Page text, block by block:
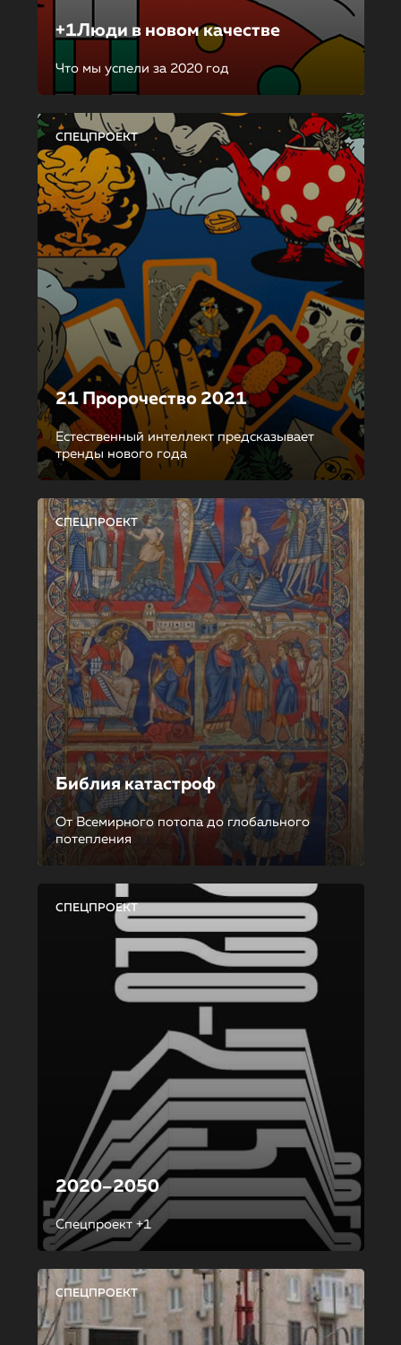
+1Люди в новом качестве
Что мы успели за 2020 год
СПЕЦПРОЕКТ
21 Пророчество 2021
Естественный интеллект предсказывает
тренды нового года
СПЕЦПРОЕКТ
Библия катастроф
От Всемирного потопа до глобального
потепления
СПЕЦПРОЕКТ
2020–2050
Спецпроект +1
СПЕЦПРОЕКТ